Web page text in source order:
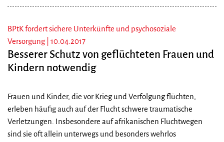
BPtK fordert sichere Unterkünfte und psychosoziale
Versorgung | 10.04.2017
Besserer Schutz von geflüchteten Frauen und
Kindern notwendig
Frauen und Kinder, die vor Krieg und Verfolgung flüchten,
erleben häufig auch auf der Flucht schwere traumatische
Verletzungen. Insbesondere auf afrikanischen Fluchtwegen
sind sie oft allein unterwegs und besonders wehrlos